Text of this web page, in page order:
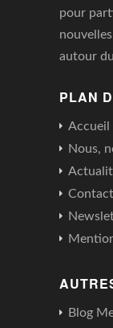
pour
autour
PLAN
Accueil
Nous,
Contact
Blog